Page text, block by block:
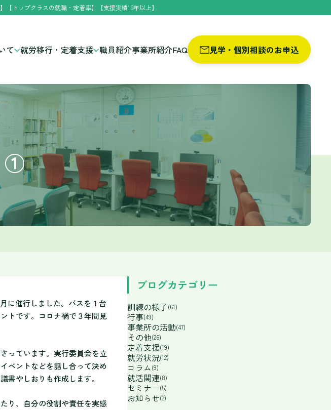
トップクラスの就職・定着率】【支援実績15年以上】
て 就労移行・定着支援 職員紹介事業所紹介FAQ 見学・個別相談のお申込
①
に催行しました。バスを１台
トです。コロナ禍で３年間見
っています。実行委員会を立
ベントなどを話し合って決め
書やしおりも作成します。
り、自分の役割や責任を実感
ブログカテゴリー
訓練の様子(61)
行事(49)
事業所の活動(47)
その他(26)
定着支援(19)
就労状況(12)
コラム(9)
就活関連(8)
セミナー(5)
お知らせ(2)